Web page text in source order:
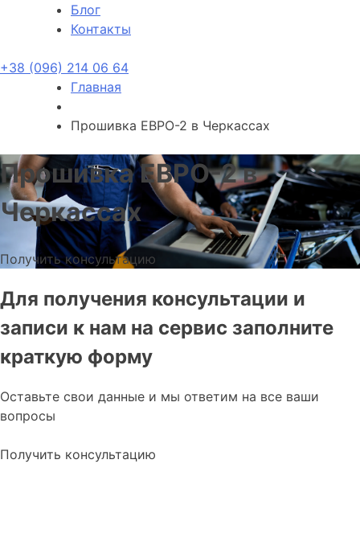
Блог
Контакты
+38 (096) 214 06 64
Главная
Прошивка ЕВРО-2 в Черкассах
Прошивка ЕВРО-2 в
Черкассах
Получить консультацию
Для получения консультации и
записи к нам на сервис заполните
краткую форму
Оставьте свои данные и мы ответим на все ваши
вопросы
Получить консультацию